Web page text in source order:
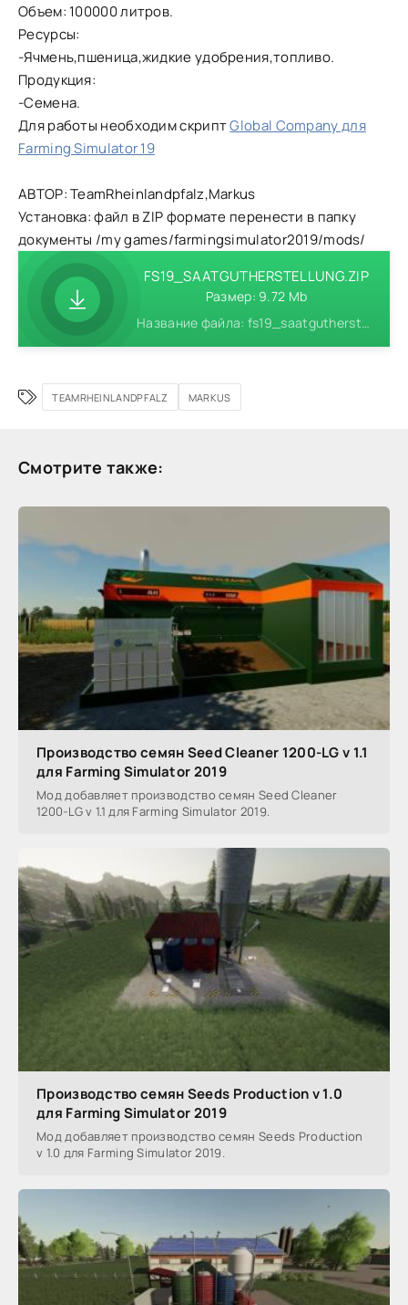
Объем: 100000 литров.
Ресурсы:
-Ячмень,пшеница,жидкие удобрения,топливо.
Продукция:
-Семена.
Для работы необходим скриптGlobal Company для
Farming Simulator 19
АВТОР: TeamRheinlandpfalz,Markus
Установка: файл в ZIP формате перенести в папку
документы /my games/farmingsimulator2019/mods/
FS19_SAATGUTHERSTELLUNG.ZIP
Размер: 9.72 Mb
Название файла: fs19_saatgutherstellung.zip
TEAMRHEINLANDPFALZ MARKUS
Смотрите также:
Производство семян Seed Cleaner 1200-LG v 1.1
для Farming Simulator 2019
Мод добавляет производство семян Seed Cleaner
1200-LG v 1.1 для Farming Simulator 2019.
Производство семян Seeds Production v 1.0
для Farming Simulator 2019
Мод добавляет производство семян Seeds Production
v 1.0 для Farming Simulator 2019.